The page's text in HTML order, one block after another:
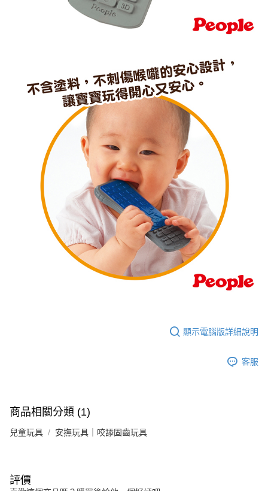
顯示電腦版詳細說明
客服
商品相關分類 (1)
兒童玩具 安撫玩具｜咬舔固齒玩具
評價